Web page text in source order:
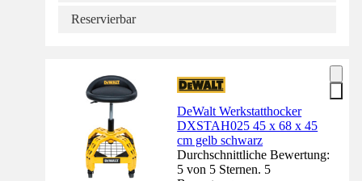
Reservierbar
DeWalt Werkstatthocker
DXSTAH025 45 x 68 x 45
cm gelb schwarz
Durchschnittliche Bewertung:
5 von 5 Sternen. 5